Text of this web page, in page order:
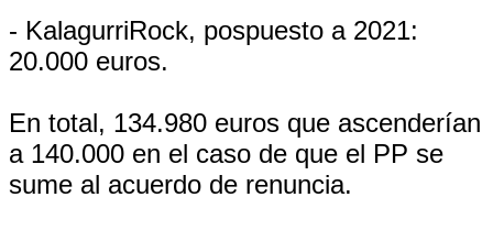
- KalagurriRock, pospuesto a 2021:
20.000 euros.
En total, 134.980 euros que ascenderían
a 140.000 en el caso de que el PP se
sume al acuerdo de renuncia.